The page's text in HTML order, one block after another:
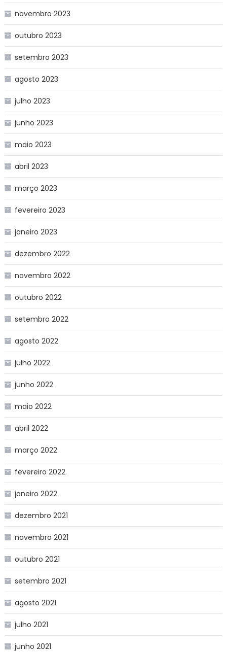
novembro 2023
outubro 2023
setembro 2023
agosto 2023
julho 2023
junho 2023
maio 2023
abril 2023
março 2023
fevereiro 2023
janeiro 2023
dezembro 2022
novembro 2022
outubro 2022
setembro 2022
agosto 2022
julho 2022
junho 2022
maio 2022
abril 2022
março 2022
fevereiro 2022
janeiro 2022
dezembro 2021
novembro 2021
outubro 2021
setembro 2021
agosto 2021
julho 2021
junho 2021